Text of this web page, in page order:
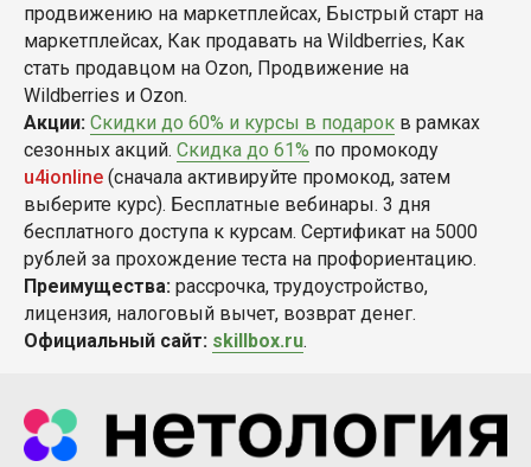
продвижению на маркетплейсах, Быстрый старт на
маркетплейсах, Как продавать на Wildberries, Как
стать продавцом на Ozon, Продвижение на
Wildberries и Ozon.
Акции: Скидки до 60% и курсы в подарок в рамках
сезонных акций. Скидка до 61% по промокоду
u4ionline (сначала активируйте промокод, затем
выберите курс). Бесплатные вебинары. 3 дня
бесплатного доступа к курсам. Сертификат на 5000
рублей за прохождение теста на профориентацию.
Преимущества: рассрочка, трудоустройство,
лицензия, налоговый вычет, возврат денег.
Официальный сайт: skillbox.ru.